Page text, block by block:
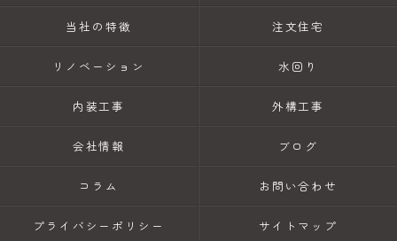
当社の特徴 注文住宅
リノベーション 水回り
内装工事 外構工事
会社情報 ブログ
コラム お問い合わせ
プライバシーポリシー サイトマップ